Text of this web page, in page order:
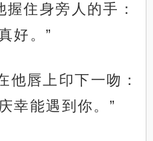
住身旁人的手：
好。”
他唇上印下一吻：
幸能遇到你。”